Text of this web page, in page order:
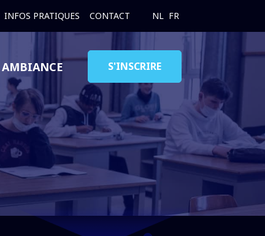
INFOS PRATIQUES CONTACT NL FR
AMBIANCE S'INSCRIRE